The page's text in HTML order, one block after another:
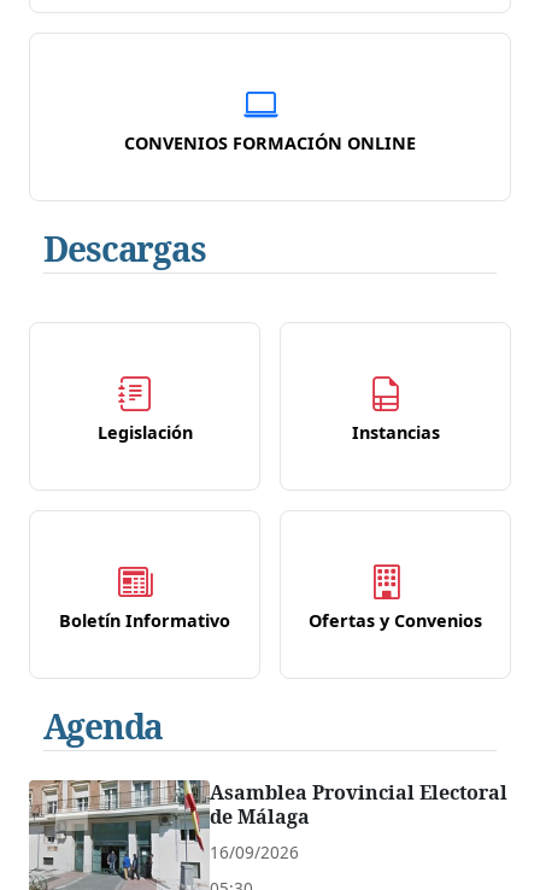
CONVENIOS FORMACIÓN ONLINE
Descargas
Legislación Instancias
Boletín Informativo Ofertas y Convenios
Agenda
Asamblea Provincial Electoral
de Málaga
16/09/2026